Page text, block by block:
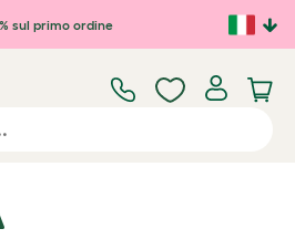
principale
sul primo ordine